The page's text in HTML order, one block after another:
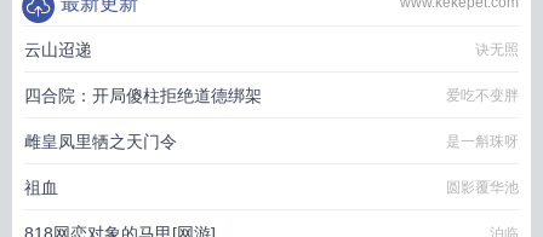
云山迢递 诀无照
四合院：开局傻柱拒绝道德绑架 爱吃不变胖
雌皇凤里牺之天门令 是一斛珠呀
祖血 圆影覆华池
泊临